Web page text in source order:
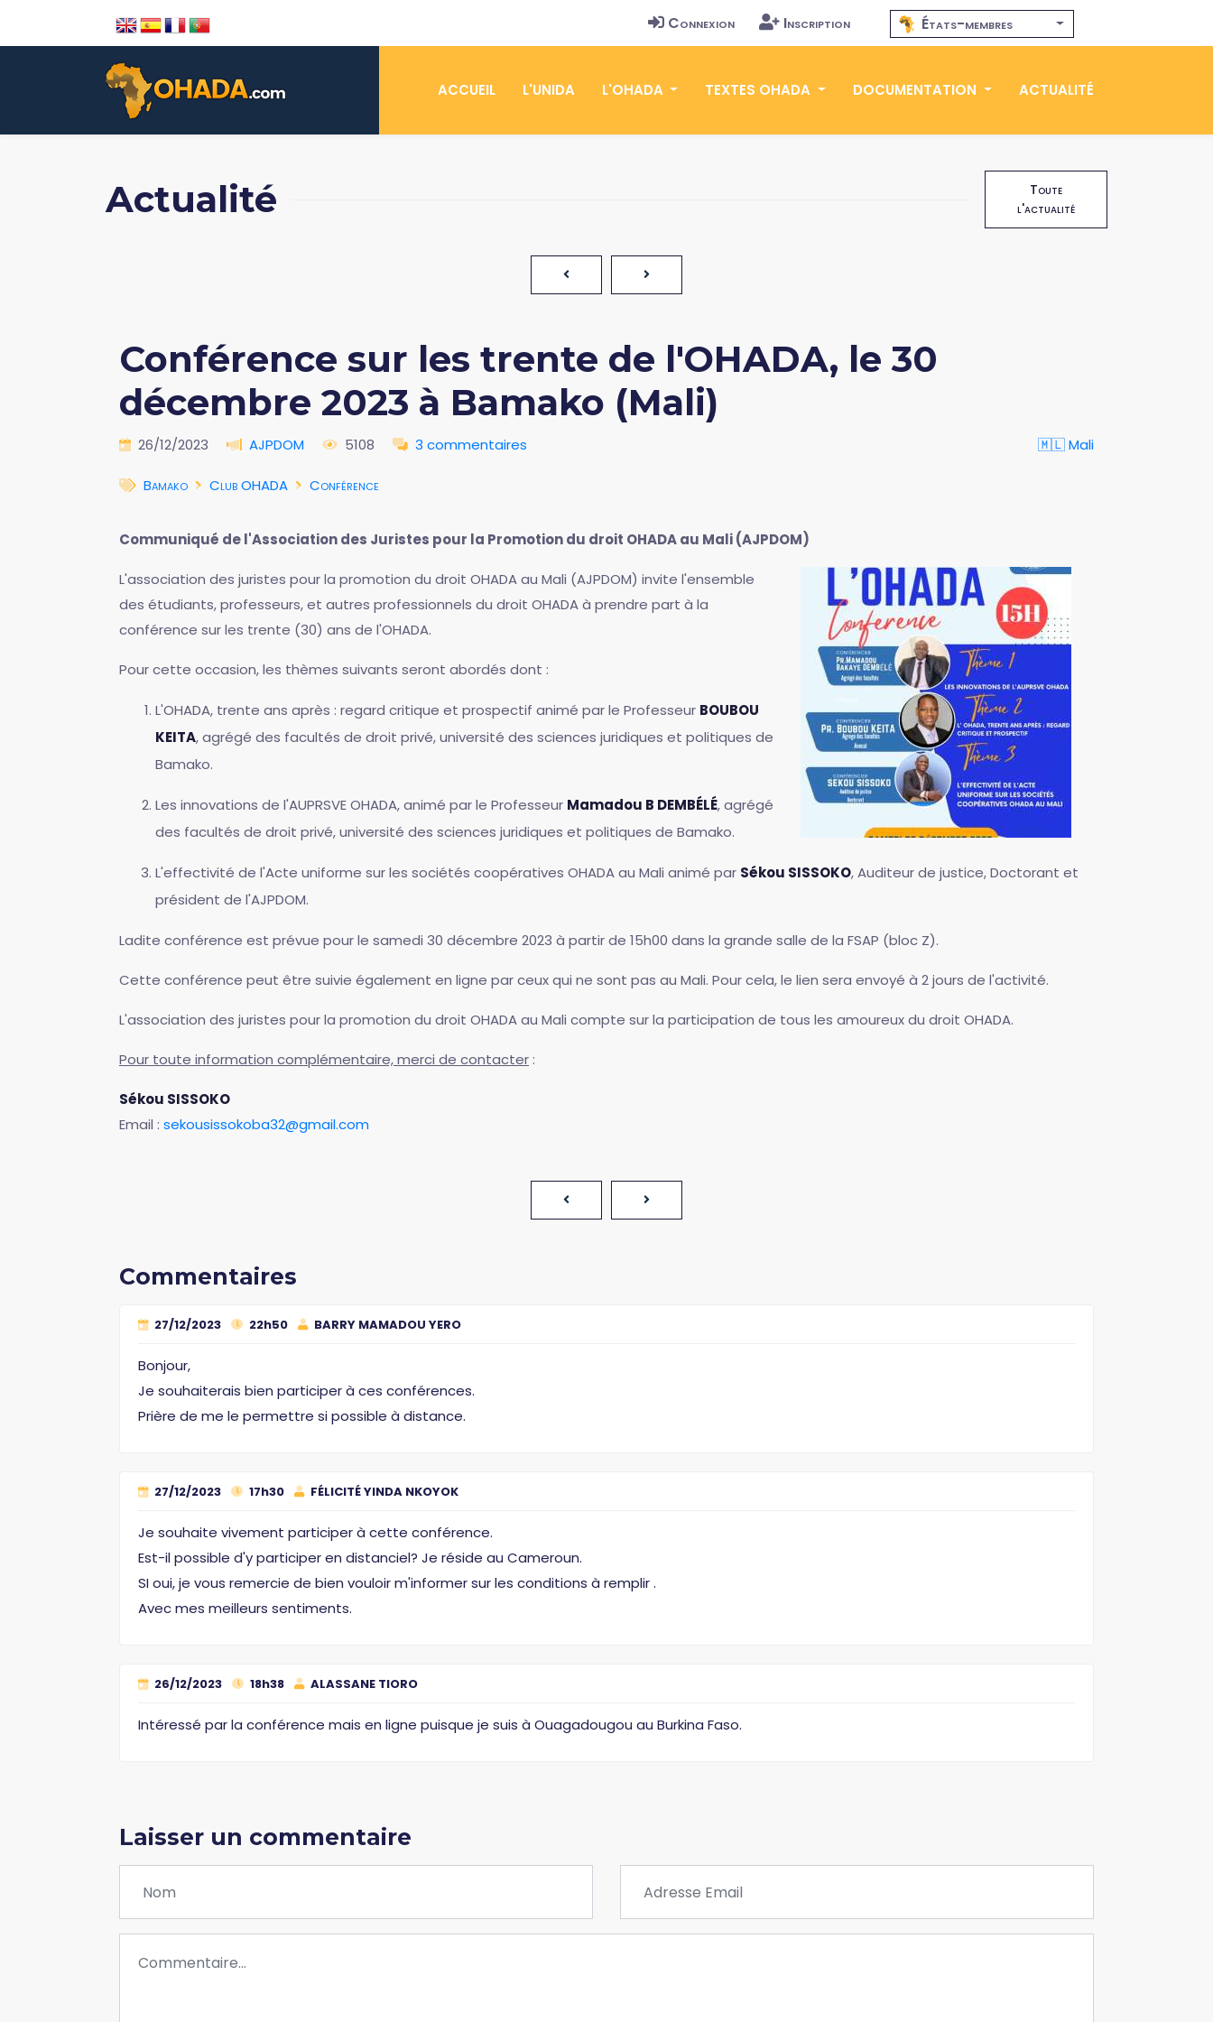
Connexion Inscription États-membres
ACCUEIL L'UNIDA L'OHADA TEXTES OHADA DOCUMENTATION ACTUALITÉ
Actualité
Toute
l'actualité
Conférence sur les trente de l'OHADA, le 30
décembre 2023 à Bamako (Mali)
26/12/2023 AJPDOM 5108 3 commentaires 🇲🇱 Mali
Bamako Club OHADA Conférence
Communiqué de l'Association des Juristes pour la Promotion du droit OHADA au Mali (AJPDOM)
L'association des juristes pour la promotion du droit OHADA au Mali (AJPDOM) invite l'ensemble
des étudiants, professeurs, et autres professionnels du droit OHADA à prendre part à la
conférence sur les trente (30) ans de l'OHADA.
Pour cette occasion, les thèmes suivants seront abordés dont :
L'OHADA, trente ans après : regard critique et prospectif animé par le Professeur BOUBOU
KEITA, agrégé des facultés de droit privé, université des sciences juridiques et politiques de
Bamako.
Les innovations de l'AUPRSVE OHADA, animé par le Professeur Mamadou B DEMBÉLÉ, agrégé
des facultés de droit privé, université des sciences juridiques et politiques de Bamako.
L'effectivité de l'Acte uniforme sur les sociétés coopératives OHADA au Mali animé par Sékou SISSOKO, Auditeur de justice, Doctorant et
président de l'AJPDOM.
Ladite conférence est prévue pour le samedi 30 décembre 2023 à partir de 15h00 dans la grande salle de la FSAP (bloc Z).
Cette conférence peut être suivie également en ligne par ceux qui ne sont pas au Mali. Pour cela, le lien sera envoyé à 2 jours de l'activité.
L'association des juristes pour la promotion du droit OHADA au Mali compte sur la participation de tous les amoureux du droit OHADA.
Pour toute information complémentaire, merci de contacter :
Sékou SISSOKO
Email : sekousissokoba32@gmail.com
Commentaires
27/12/2023 22h50 BARRY MAMADOU YERO
Bonjour,
Je souhaiterais bien participer à ces conférences.
Prière de me le permettre si possible à distance.
27/12/2023 17h30 FÉLICITÉ YINDA NKOYOK
Je souhaite vivement participer à cette conférence.
Est-il possible d'y participer en distanciel? Je réside au Cameroun.
SI oui, je vous remercie de bien vouloir m'informer sur les conditions à remplir .
Avec mes meilleurs sentiments.
26/12/2023 18h38 ALASSANE TIORO
Intéressé par la conférence mais en ligne puisque je suis à Ouagadougou au Burkina Faso.
Laisser un commentaire